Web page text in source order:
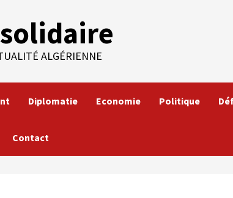
ALGÉRIENNE
Diplomatie Economie Politique
Contact